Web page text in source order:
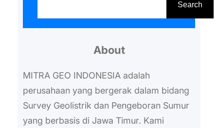
Search
About
MITRA GEO INDONESIA adalah
perusahaan yang bergerak dalam bidang
Survey Geolistrik dan Pengeboran Sumur
yang berbasis di Jawa Timur. Kami